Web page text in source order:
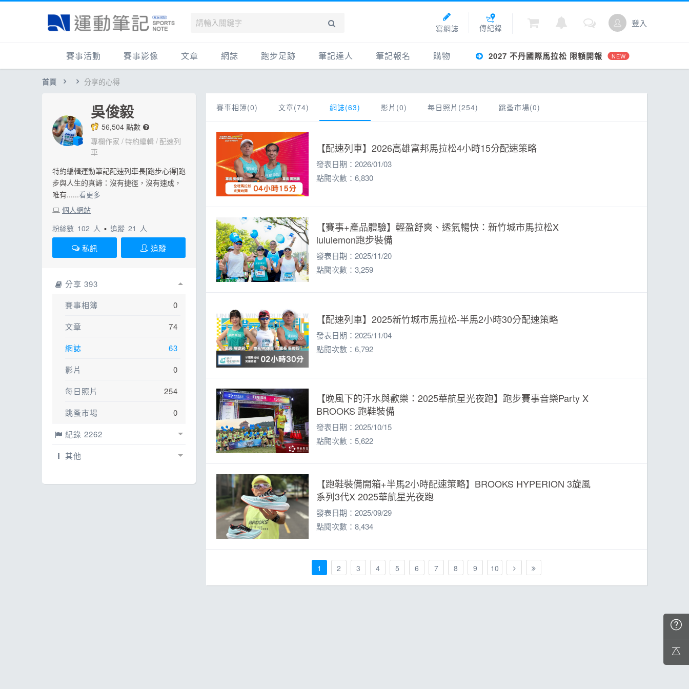
寫網誌 傳紀錄 登入
賽事活動
國內
跟著筆記跑
健康品牌風雲賞
賽事影像 文章
健康生活
網誌
品牌動態
跑鞋專區
人物故事
運科訓練
健康生活
話題
ESG
其它
跑步足跡
每日照片
筆記隨堂考
筆記達人
跑者資料庫
筆記報名 購物
點數商城
2027 不丹國際馬拉松 限額開報 NEW
首頁 分享的心得
吳俊毅
56,504 點數
專欄作家 特約編輯 配速列
車
特約編輯運動筆記配速列車長[跑步心得]跑
步與人生的真諦：沒有捷徑，沒有速成，
唯有......看更多
個人網站
粉絲數 102 人 ▪ 追蹤 21 人
私訊 追蹤
分享 393
賽事相簿
0
文章
74
網誌
63
影片
0
每日照片
254
跳蚤市場
0
紀錄 2262
紀錄
其他
賽事相簿(0) 文章(74) 網誌(63) 影片(0) 每日照片(254) 跳蚤市場(0)
【配速列車】2026高雄富邦馬拉松4小時15分配速策略
發表日期：2026/01/03
點閱次數：6,830
【賽事+產品體驗】輕盈舒爽、透氣暢快：新竹城市馬拉松X
lululemon跑步裝備
發表日期：2025/11/20
點閱次數：3,259
【配速列車】2025新竹城市馬拉松-半馬2小時30分配速策略
發表日期：2025/11/04
點閱次數：6,792
【晚風下的汗水與歡樂：2025華航星光夜跑】跑步賽事音樂Party X
BROOKS 跑鞋裝備
發表日期：2025/10/15
點閱次數：5,622
【跑鞋裝備開箱+半馬2小時配速策略】BROOKS HYPERION 3旋風
系列3代X 2025華航星光夜跑
發表日期：2025/09/29
點閱次數：8,434
1 2 3 4 5 6 7 8 9 10